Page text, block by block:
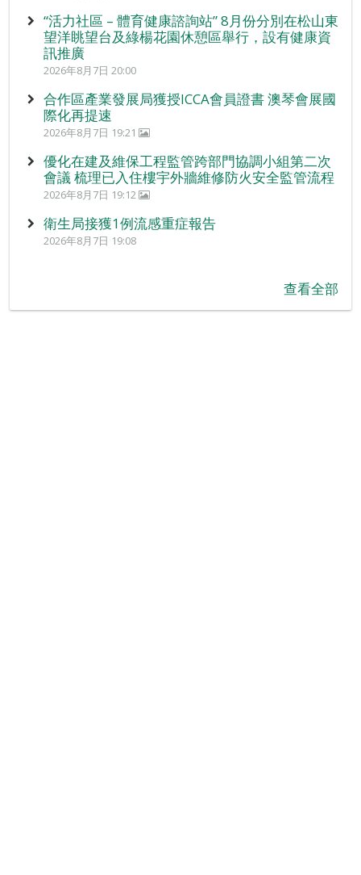
“活力社區 – 體育健康諮詢站” 8月份分別在松山東
望洋眺望台及綠楊花園休憩區舉行，設有健康資
訊推廣
2026年8月7日 20:00
合作區產業發展局獲授ICCA會員證書 澳琴會展國
際化再提速
2026年8月7日 19:21
優化在建及維保工程監管跨部門協調小組第二次
會議 梳理已入住樓宇外牆維修防火安全監管流程
2026年8月7日 19:12
衛生局接獲1例流感重症報告
2026年8月7日 19:08
查看全部